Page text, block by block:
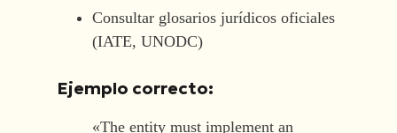
Consultar glosarios jurídicos oficiales
(IATE, UNODC)
Ejemplo correcto:
«The entity must implement an